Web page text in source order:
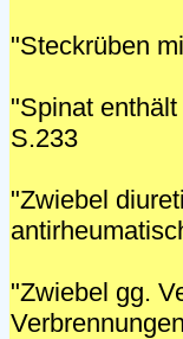
"Steckrüben
"Spinat
S.233
"Zwiebel
"Zwiebel gg.